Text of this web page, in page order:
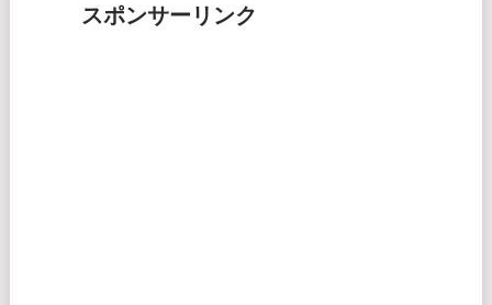
スポンサーリンク